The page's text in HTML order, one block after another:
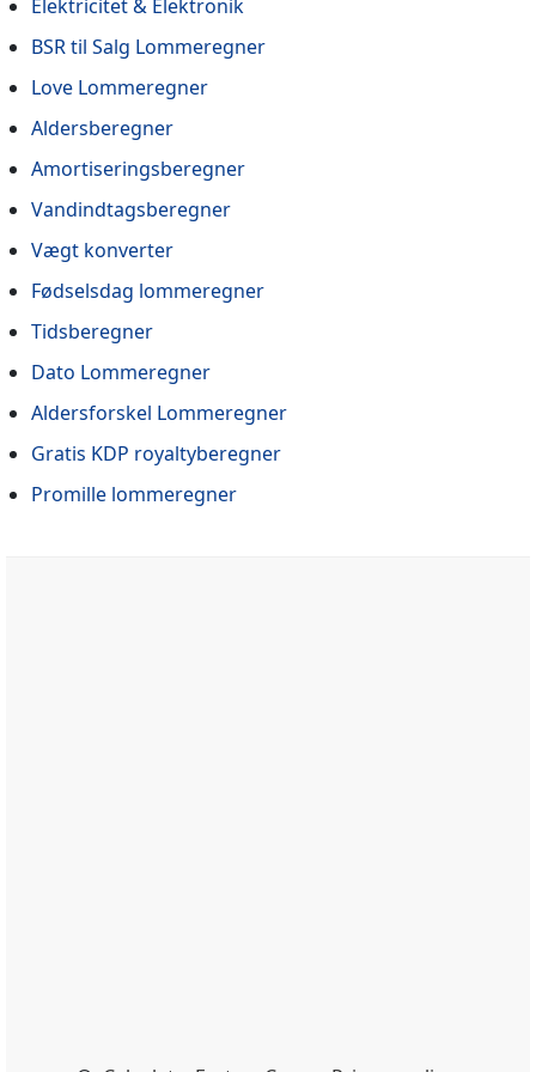
Elektricitet & Elektronik
BSR til Salg Lommeregner
Love Lommeregner
Aldersberegner
Amortiseringsberegner
Vandindtagsberegner
Vægt konverter
Fødselsdag lommeregner
Tidsberegner
Dato Lommeregner
Aldersforskel Lommeregner
Gratis KDP royaltyberegner
Promille lommeregner